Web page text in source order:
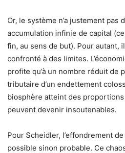
Or, le système n’a justement
accumulation infinie de capital
fin, au sens de but). Pour autant,
confronté à des limites.
profite qu’à un nombre réduit de
tributaire d’un endettement
biosphère atteint des
peuvent devenir insoutenables.
Pour Scheidler, l’effondrement
possible sinon probable. Ce